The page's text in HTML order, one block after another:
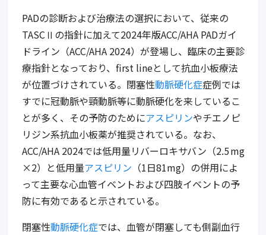
PADの診断および治療法の選択において、従来の
TASCⅡの指針に加えて2024年版ACC/AHA PADガイ
ドライン（ACC/AHA 2024）が登場し、臨床の主要診
療指針となっており、first lineとして抗血小板療法
が位置づけされている。閉塞性動脈硬化症症例では
すでに冠動脈や頸動脈等に動脈硬化を来しているこ
とが多く、その予防のためにアスピリンやチエノピ
リジン系抗血小板薬が推奨されている。なお、
ACC/AHA 2024では低用量リバーロキサバン（2.5 mg
×2）と低用量アスピリン （1日81mg）の併用によ
って主要な心血管イベントおよび四肢イベントの予
防に有効であると示されている。
閉塞性動脈硬化症では、血管が閉塞しても側副血行